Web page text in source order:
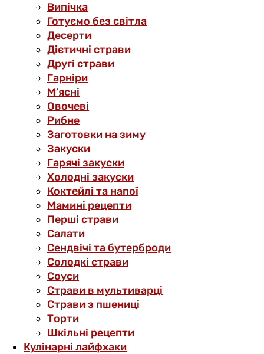
Випічка
Готуємо без світла
Десерти
Дієтичні страви
Другі страви
Гарніри
М’ясні
Овочеві
Рибне
Заготовки на зиму
Закуски
Гарячі закуски
Холодні закуски
Коктейлі та напої
Мамині рецепти
Перші страви
Салати
Сендвічі та бутерброди
Солодкі страви
Соуси
Страви в мультиварці
Страви з пшениці
Торти
Шкільні рецепти
Кулінарні лайфхаки